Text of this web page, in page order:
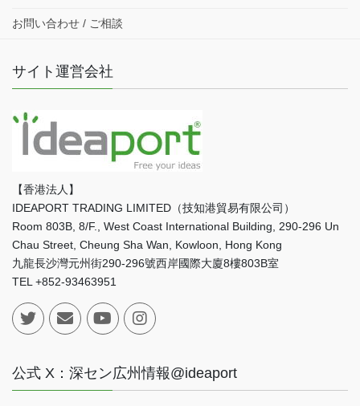
お問い合わせ / ご相談
サイト運営会社
【香港法人】
IDEAPORT TRADING LIMITED（技知港貿易有限公司）
Room 803B, 8/F., West Coast International Building, 290-296 Un
Chau Street, Cheung Sha Wan, Kowloon, Hong Kong
九龍長沙灣元州街290-296號西岸國際大廈8樓803B室
TEL +852-93463951
公式 X：深セン広州情報@ideaport